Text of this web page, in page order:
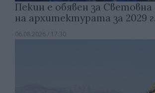
Пекин е обявен за
на архитектурата за 2029 г.
06.08.2026 / 17:30